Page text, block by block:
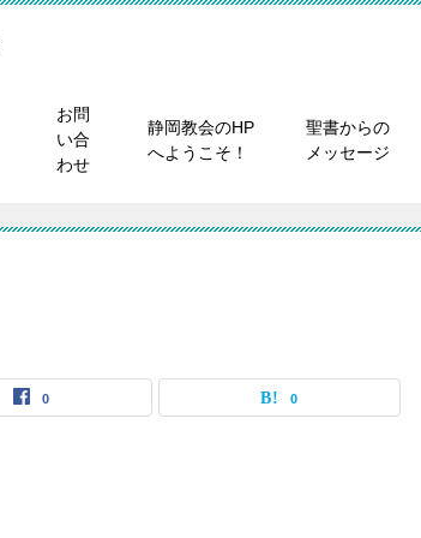
お問
い合
わせ
静岡教会のHP
へようこそ！
聖書からの
メッセージ
0 0